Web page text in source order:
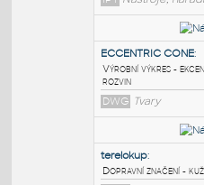
Stopka morse 1
IPT Nástroje,